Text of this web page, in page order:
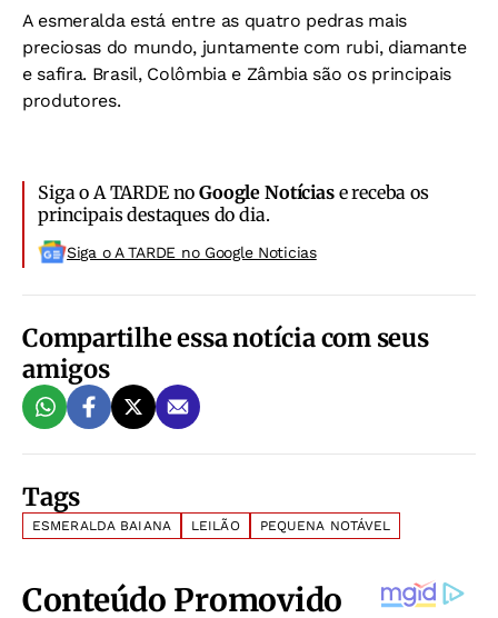
A esmeralda está entre as quatro pedras mais
preciosas do mundo, juntamente com rubi, diamante
e safira. Brasil, Colômbia e Zâmbia são os principais
produtores.
Siga o A TARDE noGoogle Notíciase receba os
principais destaques do dia.
Siga o A TARDE no Google Noticias
Compartilhe essa notícia com seus
amigos
Tags
ESMERALDA BAIANA LEILÃO PEQUENA NOTÁVEL